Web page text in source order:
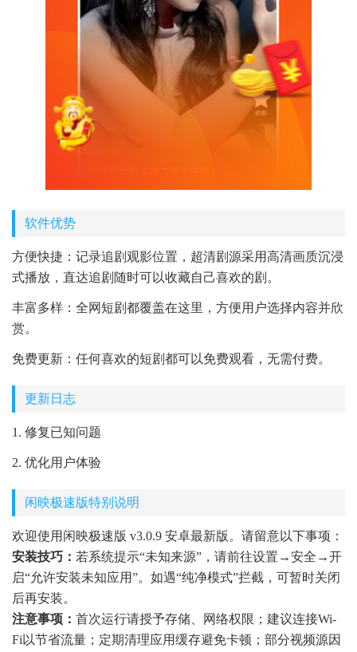
软件优势
方便快捷：记录追剧观影位置，超清剧源采用高清画质沉浸
式播放，直达追剧随时可以收藏自己喜欢的剧。
丰富多样：全网短剧都覆盖在这里，方便用户选择内容并欣
赏。
免费更新：任何喜欢的短剧都可以免费观看，无需付费。
更新日志
1. 修复已知问题
2. 优化用户体验
闲映极速版特别说明
欢迎使用闲映极速版 v3.0.9 安卓最新版。请留意以下事项：
安装技巧： 若系统提示“未知来源”，请前往设置→安全→开
启“允许安装未知应用”。如遇“纯净模式”拦截，可暂时关闭
后再安装。
注意事项： 首次运行请授予存储、网络权限；建议连接Wi-
Fi以节省流量；定期清理应用缓存避免卡顿；部分视频源因